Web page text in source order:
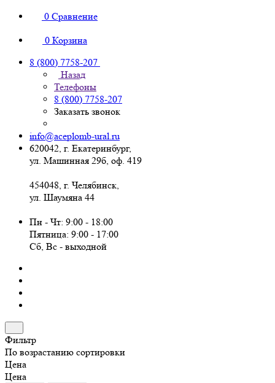
0 Сравнение
0 Корзина
8 (800) 7758-207
Назад
Телефоны
8 (800) 7758-207
Заказать звонок
info@aceplomb-ural.ru
620042, г. Екатеринбург,
ул. Машинная 29б, оф. 419
454048, г. Челябинск,
ул. Шаумяна 44
Пн - Чт: 9:00 - 18:00
Пятница: 9:00 - 17:00
Сб, Вc - выходной
Фильтр
По возрастанию сортировки
Цена
Цена